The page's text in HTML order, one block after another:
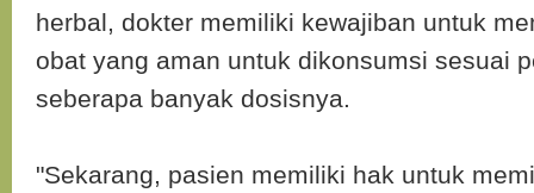
herbal, dokter memiliki kewajiban untuk
obat yang aman untuk dikonsumsi sesuai
seberapa banyak dosisnya.
"Sekarang, pasien memiliki hak untuk